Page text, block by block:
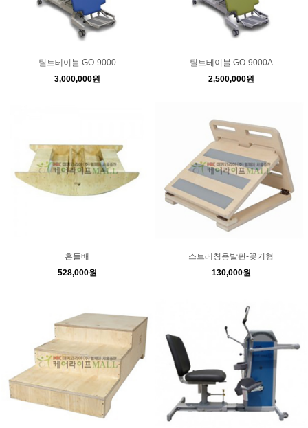
틸트테이블 GO-9000
3,000,000원
틸트테이블 GO-9000A
2,500,000원
흔들배
528,000원
스트레칭용발판-꽂기형
130,000원